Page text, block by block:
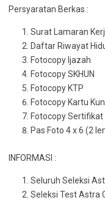
Persyaratan Berkas :
Surat Lamaran
Daftar Riwayat
Fotocopy Ijazah
Fotocopy SKHUN
Fotocopy KTP
Fotocopy Kartu
Fotocopy
Pas Foto 4 x 6 (2
INFORMASI :
Seluruh Seleksi
Seleksi Test Astra